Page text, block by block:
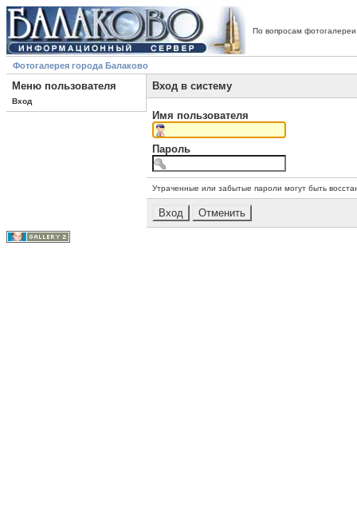
По вопросам
Фотогалерея города Балаково
Меню пользователя
Вход
Вход в систему
Имя пользователя
Пароль
Утраченные или забытые пароли могут быть